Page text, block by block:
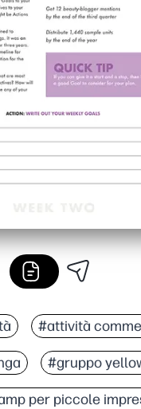
#attività
#gruppo
per piccole